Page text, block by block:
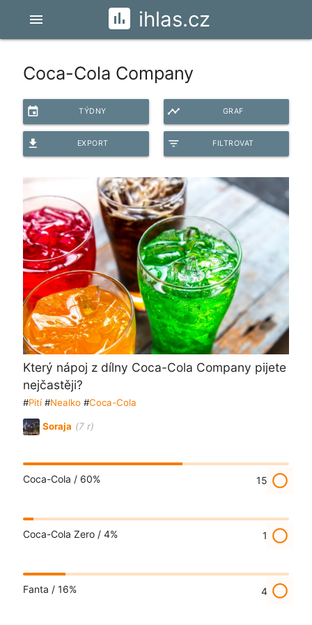
ihlas.cz
menu
Coca-Cola Company
event TÝDNY timeline GRAF
file_download EXPORT filter_list FILTROVAT
Který nápoj z dílny Coca-Cola Company pijete
nejčastěji?
#Pití#Nealko#Coca-Cola
Soraja (7 r)
Coca-Cola / 60% 15 radio_button_unchecked
Coca-Cola Zero / 4% 1 radio_button_unchecked
Fanta / 16% 4 radio_button_unchecked